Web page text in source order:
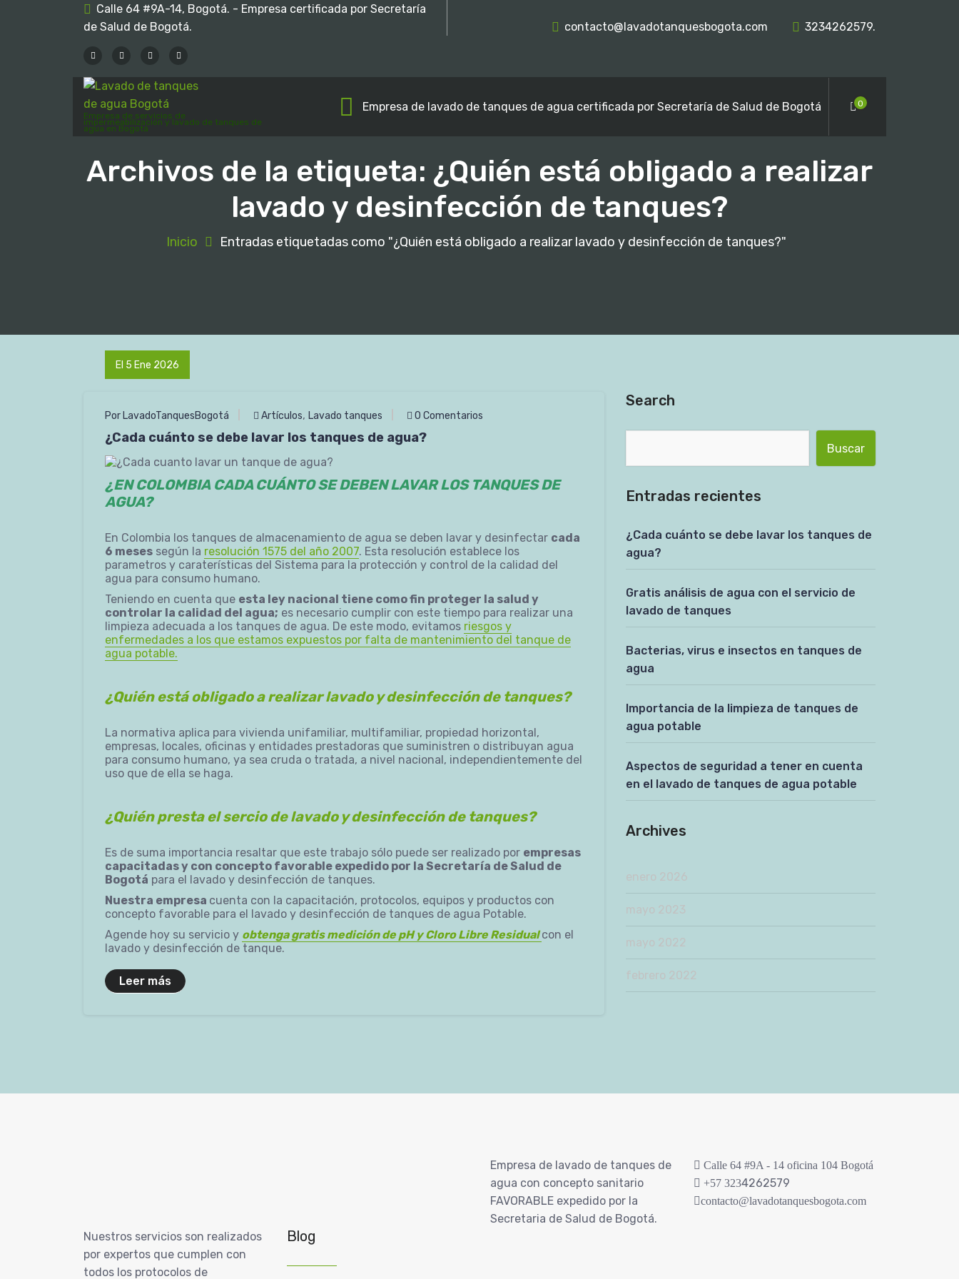
Calle 64 #9A-14, Bogotá. - Empresa certificada por Secretaría
de Salud de Bogotá.
contacto@lavadotanquesbogota.com 3234262579.
Empresa de servicios de
impermeabilización y lavado de tanques de
agua en Bogotá
Empresa de lavado de tanques de agua certificada por Secretaría de Salud de Bogotá 0
Archivos de la etiqueta: ¿Quién está obligado a realizar
lavado y desinfección de tanques?
Inicio Entradas etiquetadas como "¿Quién está obligado a realizar lavado y desinfección de tanques?"
El 5 Ene 2026
Por LavadoTanquesBogotá Artículos, Lavado tanques 0 Comentarios
¿Cada cuánto se debe lavar los tanques de agua?
¿EN COLOMBIA CADA CUÁNTO SE DEBEN LAVAR LOS TANQUES DE
AGUA?
En Colombia los tanques de almacenamiento de agua se deben lavar y desinfectar cada
6 meses según la resolución 1575 del año 2007. Esta resolución establece los
parametros y caraterísticas del Sistema para la protección y control de la calidad del
agua para consumo humano.
Teniendo en cuenta que esta ley nacional tiene como fin proteger la salud y
controlar la calidad del agua; es necesario cumplir con este tiempo para realizar una
limpieza adecuada a los tanques de agua. De este modo, evitamos riesgos y
enfermedades a los que estamos expuestos por falta de mantenimiento del tanque de
agua potable.
¿Quién está obligado a realizar lavado y desinfección de tanques?
La normativa aplica para vivienda unifamiliar, multifamiliar, propiedad horizontal,
empresas, locales, oficinas y entidades prestadoras que suministren o distribuyan agua
para consumo humano, ya sea cruda o tratada, a nivel nacional, independientemente del
uso que de ella se haga.
¿Quién presta el sercio de lavado y desinfección de tanques?
Es de suma importancia resaltar que este trabajo sólo puede ser realizado por empresas
capacitadas y con concepto favorable expedido por la Secretaría de Salud de
Bogotá para el lavado y desinfección de tanques.
Nuestra empresa cuenta con la capacitación, protocolos, equipos y productos con
concepto favorable para el lavado y desinfección de tanques de agua Potable.
Agende hoy su servicio y obtenga gratis medición de pH y Cloro Libre Residual con el
lavado y desinfección de tanque.
Leer más
Search
Entradas recientes
¿Cada cuánto se debe lavar los tanques de
agua?
Gratis análisis de agua con el servicio de
lavado de tanques
Bacterias, virus e insectos en tanques de
agua
Importancia de la limpieza de tanques de
agua potable
Aspectos de seguridad a tener en cuenta
en el lavado de tanques de agua potable
Archives
Empresa de lavado de tanques de
agua con concepto sanitario
FAVORABLE expedido por la
Secretaria de Salud de Bogotá.
Calle 64 #9A - 14 oficina 104 Bogotá
+57 3234262579
contacto@lavadotanquesbogota.com
Nuestros servicios son realizados
por expertos que cumplen con
todos los protocolos de
Blog